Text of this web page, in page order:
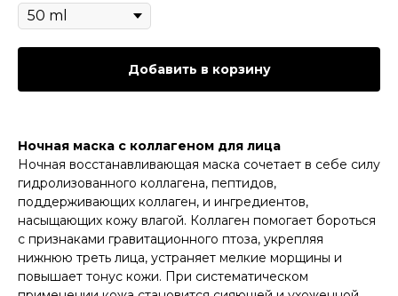
Добавить в корзину
Ночная маска с коллагеном для лица
Ночная восстанавливающая маска сочетает в себе силу
гидролизованного коллагена, пептидов,
поддерживающих коллаген, и ингредиентов,
насыщающих кожу влагой. Коллаген помогает бороться
с признаками гравитационного птоза, укрепляя
нижнюю треть лица, устраняет мелкие морщины и
повышает тонус кожи. При систематическом